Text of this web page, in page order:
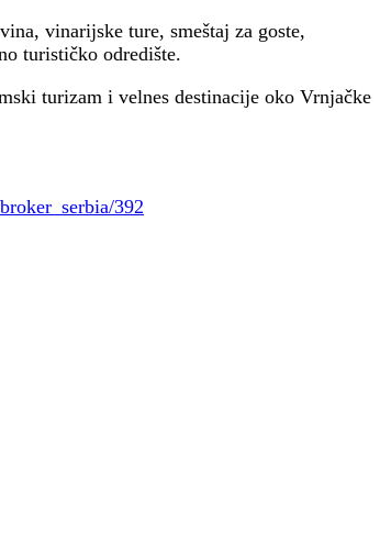
vinarijske ture, smeštaj za goste,
turističko odredište.
turizam i velnes destinacije oko Vrnjačke
392